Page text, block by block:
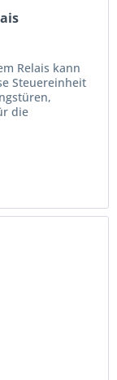
Relais kann
Steuereinheit
die